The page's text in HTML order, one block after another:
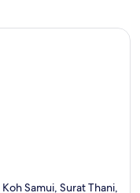
Samui, Surat Thani,